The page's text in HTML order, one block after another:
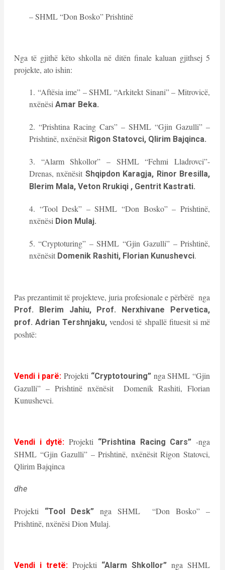
– SHML “Don Bosko” Prishtinë
Nga të gjithë këto shkolla në ditën finale kaluan gjithsej 5
projekte, ato ishin:
1. “Aftësia ime” – SHML “Arkitekt Sinani” – Mitrovicë,
nxënësi Amar Beka.
2. “Prishtina Racing Cars” – SHML “Gjin Gazulli” –
Prishtinë, nxënësit Rigon Statovci, Qlirim Bajqinca.
3. “Alarm Shkollor” – SHML “Fehmi Lladrovci”-
Drenas, nxënësit Shqipdon Karagja, Rinor Bresilla,
Blerim Mala, Veton Rrukiqi , Gentrit Kastrati.
4. “Tool Desk” – SHML “Don Bosko” – Prishtinë,
nxënësi Dion Mulaj.
5. “Cryptoturing” – SHML “Gjin Gazulli” – Prishtinë,
nxënësit Domenik Rashiti, Florian Kunushevci.
Pas prezantimit të projekteve, juria profesionale e përbërë nga
Prof. Blerim Jahiu, Prof. Nerxhivane Pervetica,
prof. Adrian Tershnjaku,vendosi të shpallë fituesit si më
poshtë:
Vendi i parë: Projekti “Cryptotouring”nga SHML “Gjin
Gazulli” – Prishtinë nxënësit Domenik Rashiti, Florian
Kunushevci.
Vendi i dytë: Projekti “Prishtina Racing Cars” -nga
SHML “Gjin Gazulli” – Prishtinë, nxënësit Rigon Statovci,
Qlirim Bajqinca
dhe
Projekti “Tool Desk”nga SHML “Don Bosko” –
Prishtinë, nxënësi Dion Mulaj.
Vendi i tretë:Projekti “Alarm Shkollor” nga SHML